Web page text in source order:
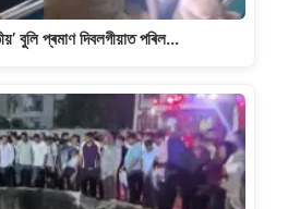
বুলি প্ৰমাণ দিবলগীয়াত পৰিল…